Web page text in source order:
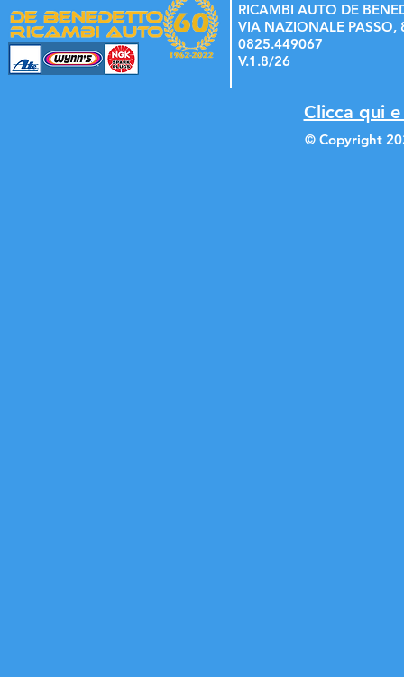
RICAMBI AUTO DE
VIA NAZIONALE PASSO,
0825.449067
V.1.8/26
Clicca qui
© Copyright